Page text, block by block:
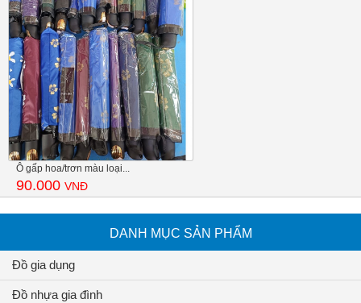
Ô gấp hoa/trơn màu loại...
90.000 VNĐ
DANH MỤC SẢN PHẨM
Đồ gia dụng
Đồ nhựa gia đình